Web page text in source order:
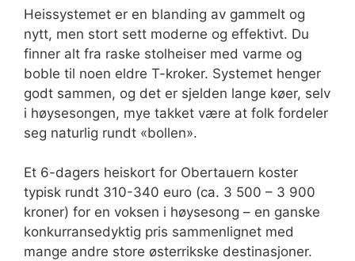
Heissystemet er en blanding av gammelt og
nytt, men stort sett moderne og effektivt. Du
finner alt fra raske stolheiser med varme og
boble til noen eldre T-kroker. Systemet henger
godt sammen, og det er sjelden lange køer, selv
i høysesongen, mye takket være at folk fordeler
seg naturlig rundt «bollen».
Et 6-dagers heiskort for Obertauern koster
typisk rundt 310-340 euro (ca. 3 500 – 3 900
kroner) for en voksen i høysesong – en ganske
konkurransedyktig pris sammenlignet med
mange andre store østerrikske destinasjoner.